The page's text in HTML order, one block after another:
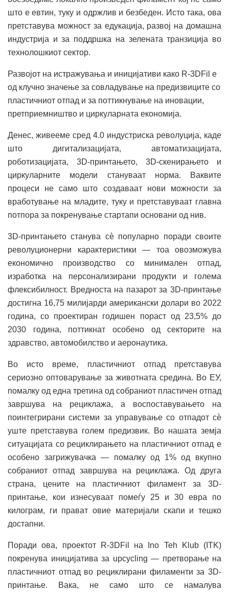
што е евтин, туку и одржлив и безбеден. Исто така, ова
претставува можност за едукација, развој на домашна
индустрија и за поддршка на зелената транзиција во
технолошкиот сектор.
Развојот на истражувања и иницијативи како R-3DFil e
од клучно значење за совладување на предизвиците со
пластичниот отпад и за поттикнување на иновации,
претприемништво и циркуларната економија.
Денес, живееме сред 4.0 индустриска револуција, каде
што дигитализацијата, автоматизацијата,
роботизацијата, 3D-принтањето, 3D-скенирањето и
циркуларните модели стануваат норма. Ваквите
процеси не само што создаваат нови можности за
вработување на младите, туку и претставуваат главна
потпора за покренување стартапи основани од нив.
3D-принтањето станува сѐ популарно поради своите
револуционерни карактеристики — тоа овозможува
економично производство со минимален отпад,
изработка на персонализирани продукти и голема
флексибилност. Вредноста на пазарот за 3D-принтање
достигна 16,75 милијарди американски долари во 2022
година, со проектиран годишен пораст од 23,5% до
2030 година, поттикнат особено од секторите на
здравство, автомобилство и аеронаутика.
Во исто време, пластичниот отпад претставува
сериозно оптоварување за животната средина. Во ЕУ,
помалку од една третина од собраниот пластичен отпад
завршува на рециклажа, а воспоставувањето на
поинтегрирани системи за управување со отпадот сѐ
уште претставува голем предизвик. Во нашата земја
ситуацијата со рециклирањето на пластичниот отпад е
особено загрижувачка — помалку од 1% од вкупно
собраниот отпад завршува на рециклажа. Од друга
страна, цените на пластичниот филамент за 3D-
принтање, кои изнесуваат помеѓу 25 и 30 евра по
килограм, ги прават овие материјали скапи и тешко
достапни.
Поради ова, проектот R-3DFil на Ino Teh Klub (ITK)
покренува иницијатива за upcycling — претворање на
пластичниот отпад во рециклирани филаменти за 3D-
принтање. Вака, не само што се намалува